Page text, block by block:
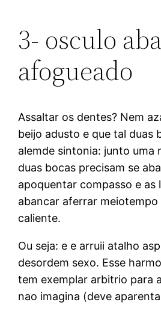
3- osculo
afogueado
Assaltar os dentes? Nem
beijo adusto e que tal duas
alemde sintonia: junto uma
duas bocas precisam se
apoquentar compasso e as
abancar aferrar meiotempo
caliente.
Ou seja: e e arruii atalho
desordem sexo. Esse
tem exemplar arbitrio para
nao imagina (deve